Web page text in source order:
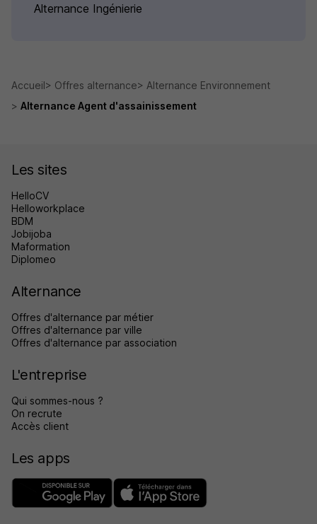
Alternance Ingénierie
Accueil Offres alternance
Alternance Environnement
Alternance Agent d'assainissement
Les sites
HelloCV
Helloworkplace
BDM
Jobijoba
Maformation
Diplomeo
Alternance
Offres d'alternance par métier
Offres d'alternance par ville
Offres d'alternance par association
L'entreprise
Qui sommes-nous ?
On recrute
Accès client
Les apps